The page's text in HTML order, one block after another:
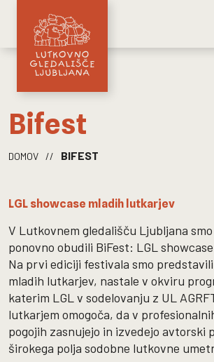
Bifest
DOMOV // BIFEST
LGL showcase mladih lutkarjev
V Lutkovnem gledališču Ljubljana
ponovno obudili BiFest: LGL
Na prvi ediciji festivala smo
mladih lutkarjev, nastale v okviru
katerim LGL v sodelovanju z UL
lutkarjem omogoča, da v
pogojih zasnujejo in izvedejo avtorski
širokega polja sodobne lutkovne